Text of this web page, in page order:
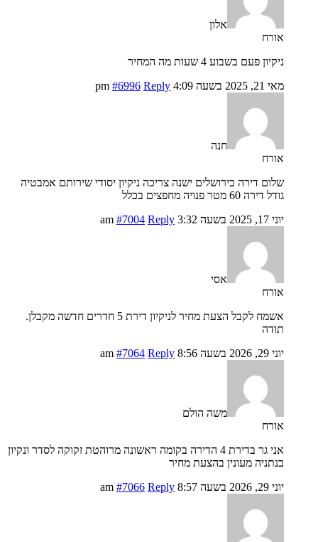
אלון
אורח
ניקיון פעם בשבוע 4 שעות מה המחיר
מאי 21, 2025 בשעה 4:09 pm
#6996 Reply
חנה
אורח
שלום דירה בירושלים ישנה צריכה ניקיון יסודי שירותם אמבטיה
גודל דירה 60 מטר פנויה מחפצים בכלל
יוני 17, 2025 בשעה 3:32 am
#7004 Reply
אסי
אורח
אשמח לקבל הצעת מחיר לניקיון דירת 5 חדרים חדשה מקבלן.
תודה
יוני 29, 2026 בשעה 8:56 am
#7064 Reply
משה הולם
אורח
אני גר בדירת 4 הדירה בקומה ראשונה מרוהטת זקוקה לסדר ונקיון
בנתניה מעונין בהצעת מחיר
יוני 29, 2026 בשעה 8:57 am
#7066 Reply